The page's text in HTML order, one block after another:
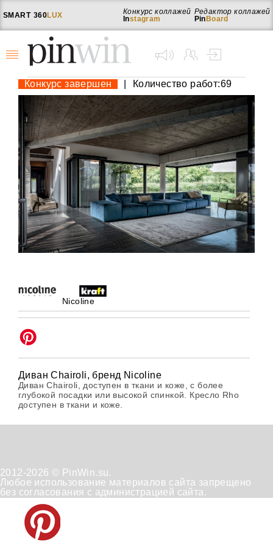
SMART 360LUX
Редактор коллажей
Pin Board
Конкурс коллажей
Instagram
Конкурс завершен Количество работ:69
Nicoline
Диван Chairoli, бренд Nicoline
Диван Chairoli, доступен в ткани и коже, с более
глубокой посадки или высокой спинкой. Кресло Rho
доступен в ткани и коже.
2012-2026 © PinWin.su.
Любое использование материалов сайта запрещено
без согласования с администрацией сайта.
Техническая
поддержка
Положение
по
обработке